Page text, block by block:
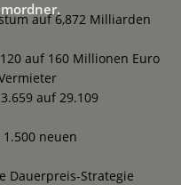
auf 6,872 Milliarden
auf 160 Millionen Euro
auf 29.109
neuen
Dauerpreis-Strategie